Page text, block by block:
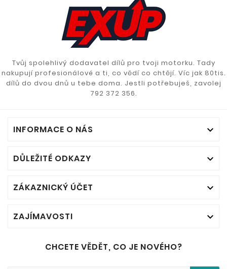
Tvůj spolehlivý dodavatel dílů pro tvoji motorku. Tady
nakupují profesionálové a ti, co vědí co chtějí. Víc jak 80tis.
dílů do dvou dnů u tebe doma. Jestli potřebuješ, zavolej
792 372 356.
INFORMACE O NÁS 
DŮLEŽITÉ ODKAZY 
ZÁKAZNICKÝ ÚČET 
ZAJÍMAVOSTI 
CHCETE VĚDĚT, CO JE NOVÉHO?